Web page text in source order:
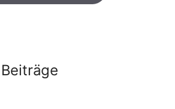
299,00 €254,00 €.